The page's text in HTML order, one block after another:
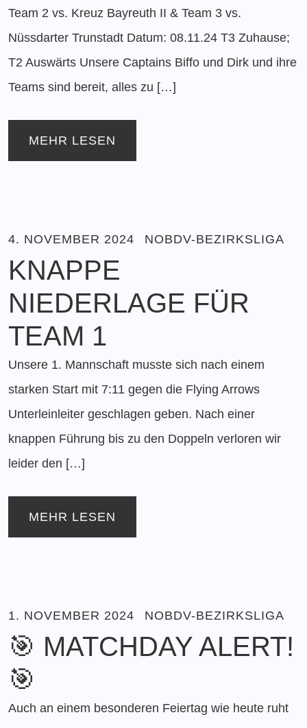
Team 2 vs. Kreuz Bayreuth II & Team 3 vs.
Nüssdarter Trunstadt Datum: 08.11.24 T3 Zuhause;
T2 Auswärts Unsere Captains Biffo und Dirk und ihre
Teams sind bereit, alles zu […]
MEHR LESEN
4. NOVEMBER 2024 NOBDV-BEZIRKSLIGA
KNAPPE
NIEDERLAGE FÜR
TEAM 1
Unsere 1. Mannschaft musste sich nach einem
starken Start mit 7:11 gegen die Flying Arrows
Unterleinleiter geschlagen geben. Nach einer
knappen Führung bis zu den Doppeln verloren wir
leider den […]
MEHR LESEN
1. NOVEMBER 2024 NOBDV-BEZIRKSLIGA
🎯 MATCHDAY ALERT!
🎯
Auch an einem besonderen Feiertag wie heute ruht